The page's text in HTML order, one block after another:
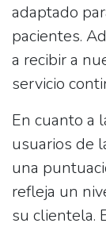
adaptado
pacientes.
a recibir a
servicio
En cuanto a
usuarios de
una
refleja un
su clientela.